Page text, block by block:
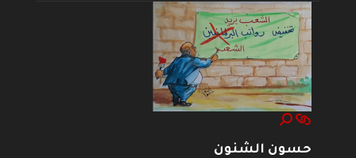
حسون الشنون